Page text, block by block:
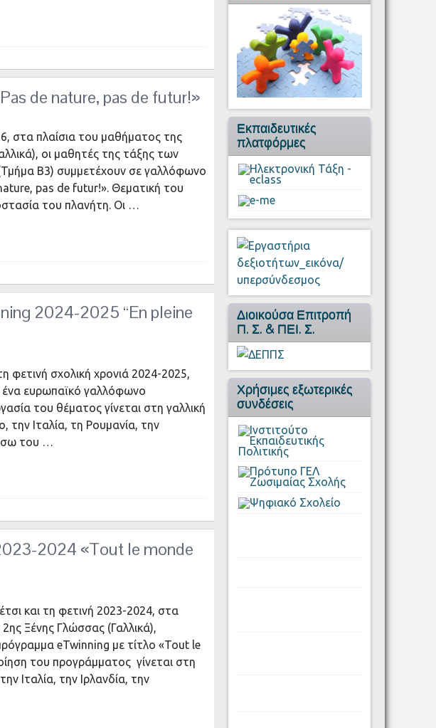
de nature, pas de futur!»
στα πλαίσια του μαθήματος της
οι μαθητές της τάξης των
Β3) συμμετέχουν σε γαλλόφωνο
pas de futur!». Θεματική του
του πλανήτη. Οι …
2024-2025 “En pleine
φετινή σχολική χρονιά 2024-2025,
ένα ευρωπαϊκό γαλλόφωνο
του θέματος γίνεται στη γαλλική
την Ιταλία, τη Ρουμανία, την
του …
2024 «Tout le monde
και τη φετινή 2023-2024, στα
Ξένης Γλώσσας (Γαλλικά),
eTwinning με τίτλο «Tout le
του προγράμματος γίνεται στη
Ιταλία, την Ιρλανδία, την
Εκπαιδευτικές
πλατφόρμες
Διοικούσα Επιτροπή
Π. Σ. & ΠΕΙ. Σ.
Χρήσιμες εξωτερικές
συνδέσεις